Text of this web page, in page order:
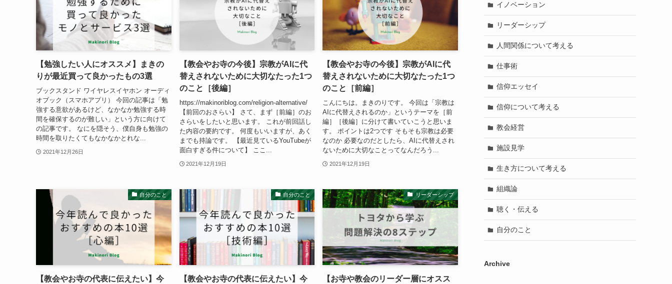
【勉強したい人にオススメ】まきの
りが最近買って良かったもの3選
ブックスタンド ワイヤレスイヤホン オーディ
オブック（スマホアプリ） 今回の記事は「勉
強する意欲があるけど、なかなか勉強する時
間を確保するのが難しい」という方に向けて
の記事です。 なにを隠そう、僕自身も勉強の
時間を取りたくてもなかなかとれな...
2021年12月26日
【教会やお寺の今後】宗教がAIに代
替えされないために大切なたった1つ
のこと［後編］
https://makinoriblog.com/religion-alternative/
【前回のおさらい】 さて、まず［前編］のお
さらいをしたいと思います。 これが前回話し
た内容の要約です。 何度もいいますが、あく
までも持論です。 【最近見ているYouTubeが
面白すぎる件について】 ここ...
2021年12月19日
【教会やお寺の今後】宗教がAIに代
替えされないために大切なたった1つ
のこと［前編］
こんにちは。まきのりです。 今回は「宗教は
AIに代替えされるのか」というテーマを［前
編］［後編］に分けて書いていこうと思いま
す。 ポイントは2つです そもそも宗教は必要
なのか 必要なのだとしたら、AIに代替えされ
ないために大切なことってなんだろう...
2021年12月19日
自分のこと
【教会やお寺の代表に伝えたい】今
自分のこと
【教会やお寺の代表に伝えたい】今
リーダーシップ
【お寺や教会のリーダー層にオスス
イノベーション
リーダーシップ
人間関係について考える
仕事術
信仰エッセイ
信仰について考える
教会経営
施設見学
生き方について考える
組織論
聴く・伝える
自分のこと
Archive